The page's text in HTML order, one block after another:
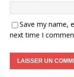
Save my name,
next time I